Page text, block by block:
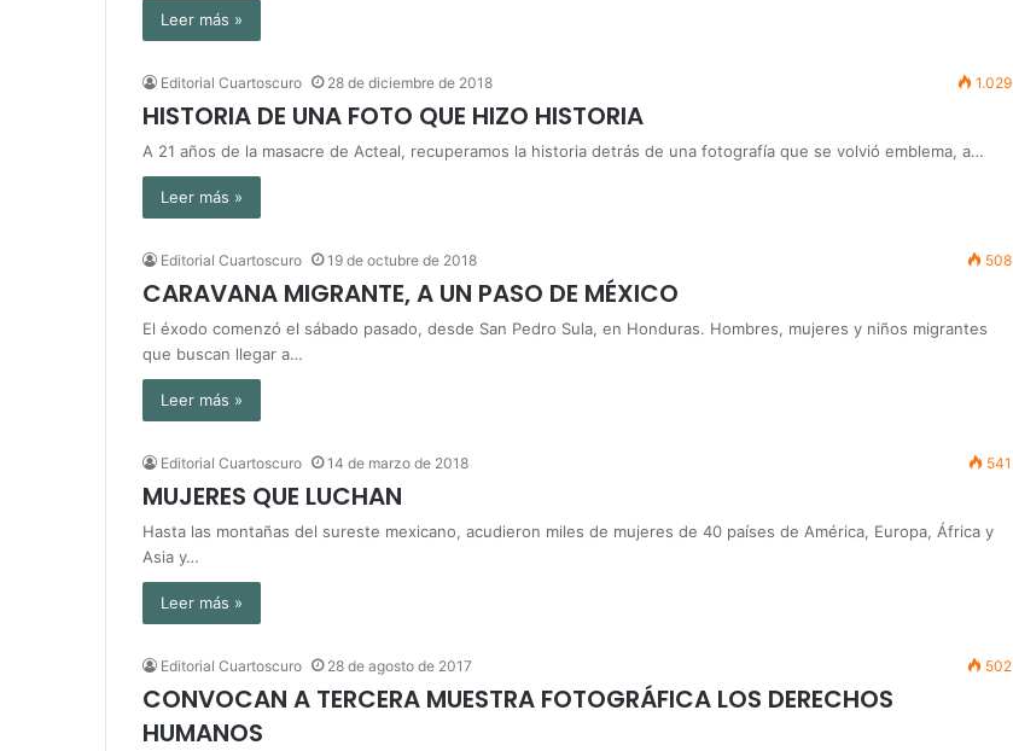
Leer más »
Editorial Cuartoscuro 28 de diciembre de 2018 1.029
HISTORIA DE UNA FOTO QUE HIZO HISTORIA
A 21 años de la masacre de Acteal, recuperamos la historia detrás de una fotografía que se volvió emblema, a…
Leer más »
Editorial Cuartoscuro 19 de octubre de 2018 508
CARAVANA MIGRANTE, A UN PASO DE MÉXICO
El éxodo comenzó el sábado pasado, desde San Pedro Sula, en Honduras. Hombres, mujeres y niños migrantes
que buscan llegar a…
Leer más »
Editorial Cuartoscuro 14 de marzo de 2018 541
MUJERES QUE LUCHAN
Hasta las montañas del sureste mexicano, acudieron miles de mujeres de 40 países de América, Europa, África y
Asia y…
Leer más »
Editorial Cuartoscuro 28 de agosto de 2017 502
CONVOCAN A TERCERA MUESTRA FOTOGRÁFICA LOS DERECHOS
HUMANOS